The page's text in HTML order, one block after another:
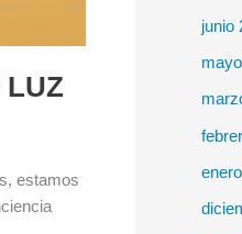
LUZ
estamos
junio